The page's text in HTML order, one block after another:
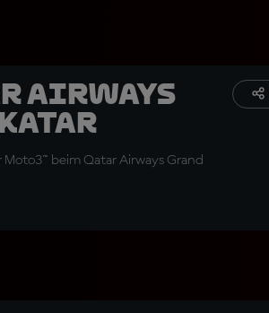
Airways
beim Qatar Airways Grand